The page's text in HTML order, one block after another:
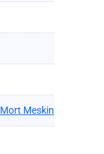
Mort Meskin